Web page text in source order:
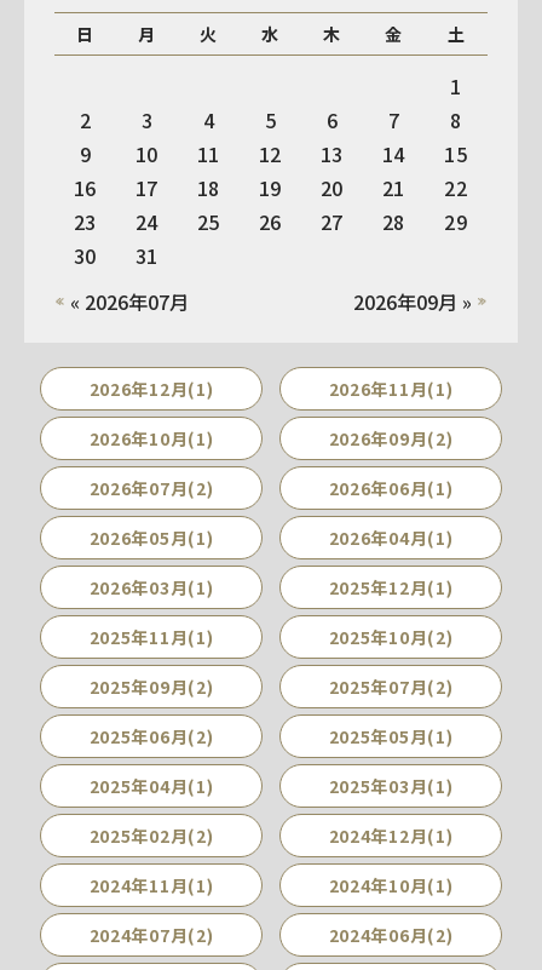
日 月 火 水 木 金 土
« 2026年07月 2026年09月 »
1
2
3 4 5 6 7
8
9
10 11 12 13 14
15
16
17 18 19 20 21
22
23
24 25 26 27 28
29
30
31
2026年12月(1) 2026年11月(1)
2026年10月(1) 2026年09月(2)
2026年07月(2) 2026年06月(1)
2026年05月(1) 2026年04月(1)
2026年03月(1) 2025年12月(1)
2025年11月(1) 2025年10月(2)
2025年09月(2) 2025年07月(2)
2025年06月(2) 2025年05月(1)
2025年04月(1) 2025年03月(1)
2025年02月(2) 2024年12月(1)
2024年11月(1) 2024年10月(1)
2024年07月(2) 2024年06月(2)